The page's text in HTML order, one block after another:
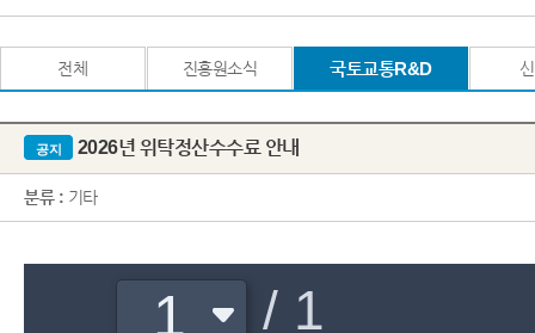
전체 진흥원소식 국토교통R&D
공지 2026년 위탁정산수수료 안내
분류 : 기타